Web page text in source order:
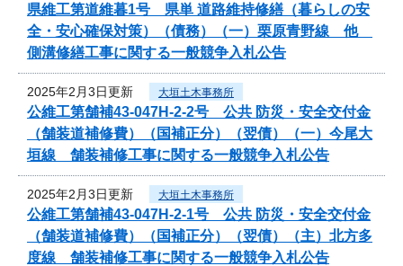
県維工第道維暮1号 県単 道路維持修繕（暮らしの安
全・安心確保対策）（債務）（一）栗原青野線 他
側溝修繕工事に関する一般競争入札公告
2025年2月3日更新 大垣土木事務所
公維工第舗補43-047H-2-2号 公共 防災・安全交付金
（舗装道補修費）（国補正分）（翌債）（一）今尾大
垣線 舗装補修工事に関する一般競争入札公告
2025年2月3日更新 大垣土木事務所
公維工第舗補43-047H-2-1号 公共 防災・安全交付金
（舗装道補修費）（国補正分）（翌債）（主）北方多
度線 舗装補修工事に関する一般競争入札公告